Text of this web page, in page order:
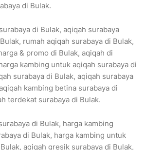
di Bulak.
di Bulak, aqiqah surabaya
rumah aqiqah surabaya di Bulak,
& promo di Bulak, aqiqah di
kambing untuk aqiqah surabaya di
surabaya di Bulak, aqiqah surabaya
kambing betina surabaya di
terdekat surabaya di Bulak.
di Bulak, harga kambing
di Bulak, harga kambing untuk
aqiqah gresik surabaya di Bulak,